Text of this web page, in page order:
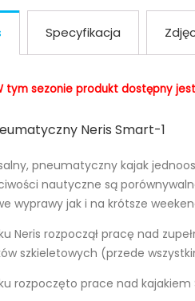
Specyfikacja
tym sezonie produkt dostępny
Neris Smart-1
pneumatyczny kajak
nautyczne są
wyprawy jak i na krótsze
Neris rozpoczął pracę nad
szkieletowych (przede
rozpoczęto prace nad kajakiem